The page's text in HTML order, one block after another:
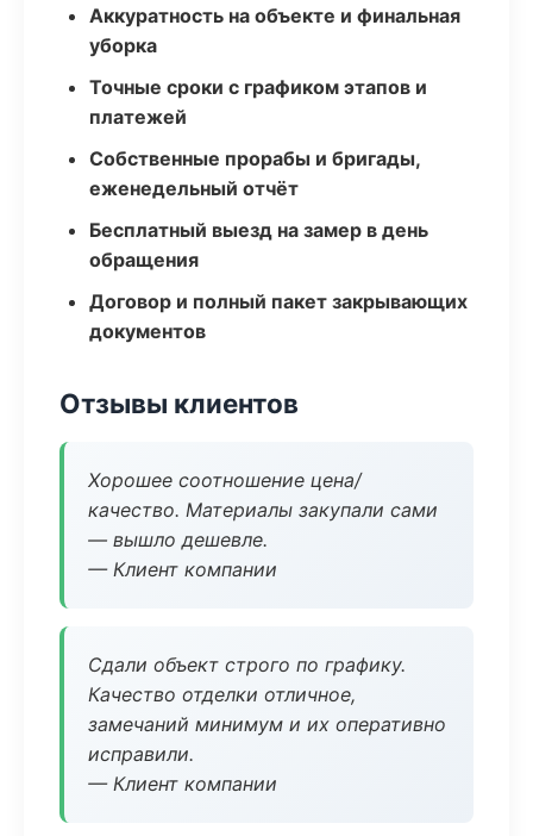
Аккуратность на объекте и финальная
уборка
Точные сроки с графиком этапов и
платежей
Собственные прорабы и бригады,
еженедельный отчёт
Бесплатный выезд на замер в день
обращения
Договор и полный пакет закрывающих
документов
Отзывы клиентов
Хорошее соотношение цена/
качество. Материалы закупали сами
— вышло дешевле.
— Клиент компании
Сдали объект строго по графику.
Качество отделки отличное,
замечаний минимум и их оперативно
исправили.
— Клиент компании